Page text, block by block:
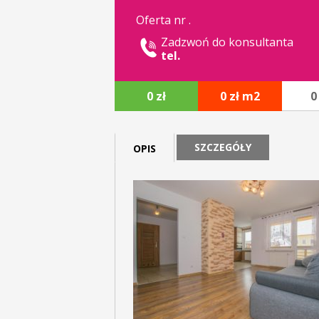
Oferta nr .
Zadzwoń do konsultanta
tel.
0 zł 0 zł m2
OPIS SZCZEGÓŁY